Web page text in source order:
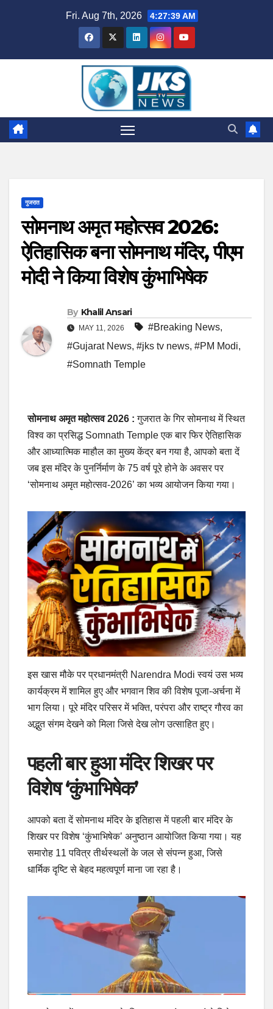
Fri. Aug 7th, 2026 4:27:40 AM
गुजरात
सोमनाथ अमृत महोत्सव 2026:
ऐतिहासिक बना सोमनाथ मंदिर, पीएम
मोदी ने किया विशेष कुंभाभिषेक
By Khalil Ansari
MAY 11, 2026 #Breaking News,
#Gujarat News, #jks tv news, #PM Modi,
#Somnath Temple
सोमनाथ अमृत महोत्सव 2026 : गुजरात के गिर सोमनाथ में स्थित
विश्व का प्रसिद्ध Somnath Temple एक बार फिर ऐतिहासिक
और आध्यात्मिक माहौल का मुख्य केंद्र बन गया है, आपको बता दें
जब इस मंदिर के पुनर्निर्माण के 75 वर्ष पूरे होने के अवसर पर
‘सोमनाथ अमृत महोत्सव-2026’ का भव्य आयोजन किया गया।
इस खास मौके पर प्रधानमंत्री Narendra Modi स्वयं उस भव्य
कार्यक्रम में शामिल हुए और भगवान शिव की विशेष पूजा-अर्चना में
भाग लिया। पूरे मंदिर परिसर में भक्ति, परंपरा और राष्ट्र गौरव का
अद्भुत संगम देखने को मिला जिसे देख लोग उत्साहित हुए।
पहली बार हुआ मंदिर शिखर पर
विशेष ‘कुंभाभिषेक’
आपको बता दें सोमनाथ मंदिर के इतिहास में पहली बार मंदिर के
शिखर पर विशेष ‘कुंभाभिषेक’ अनुष्ठान आयोजित किया गया। यह
समारोह 11 पवित्र तीर्थस्थलों के जल से संपन्न हुआ, जिसे
धार्मिक दृष्टि से बेहद महत्वपूर्ण माना जा रहा है।